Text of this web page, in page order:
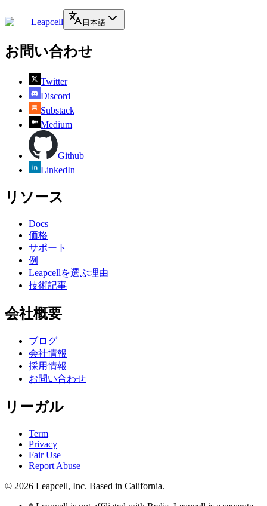
Leapcell 日本語
お問い合わせ
Twitter
Discord
Substack
Medium
Github
LinkedIn
リソース
Docs
価格
サポート
例
Leapcellを選ぶ理由
技術記事
会社概要
ブログ
会社情報
採用情報
お問い合わせ
リーガル
Term
Privacy
Fair Use
Report Abuse
© 2026 Leapcell, Inc. Based in California.